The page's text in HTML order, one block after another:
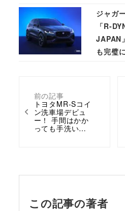
前の記事
トヨタMR-Sコイ
ン洗車場デビュ
ー！ 手間はかか
っても手洗い…
ジャガ
「R-
JAPAN
も完璧
この記事の著者